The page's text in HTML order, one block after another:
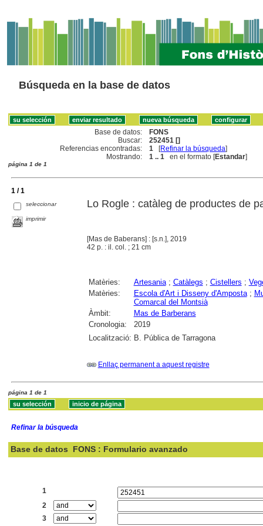
Búsqueda en la base de datos
Base de datos:
FONS
Buscar:
252451 []
Referencias encontradas:
1 [Refinar la búsqueda]
Mostrando:
1 .. 1 en el formato [Estandar]
página 1 de 1
1 / 1
seleccionar
imprimir
Lo Rogle : catàleg de productes de
[Mas de Baberans] : [s.n.], 2019
42 p. : il. col. ; 21 cm
Matèries: Artesania; Catàlegs ; Cistellers ;
Matèries:
Escola d'Art i Disseny d'Amposta;
Comarcal del Montsià
Àmbit:
Mas de Barberans
Cronologia:
2019
Localització: B. Pública de Tarragona
Enllaç permanent a aquest registre
página 1 de 1
Refinar la búsqueda
Base de datos FONS : Formulario avanzado
1
2
3